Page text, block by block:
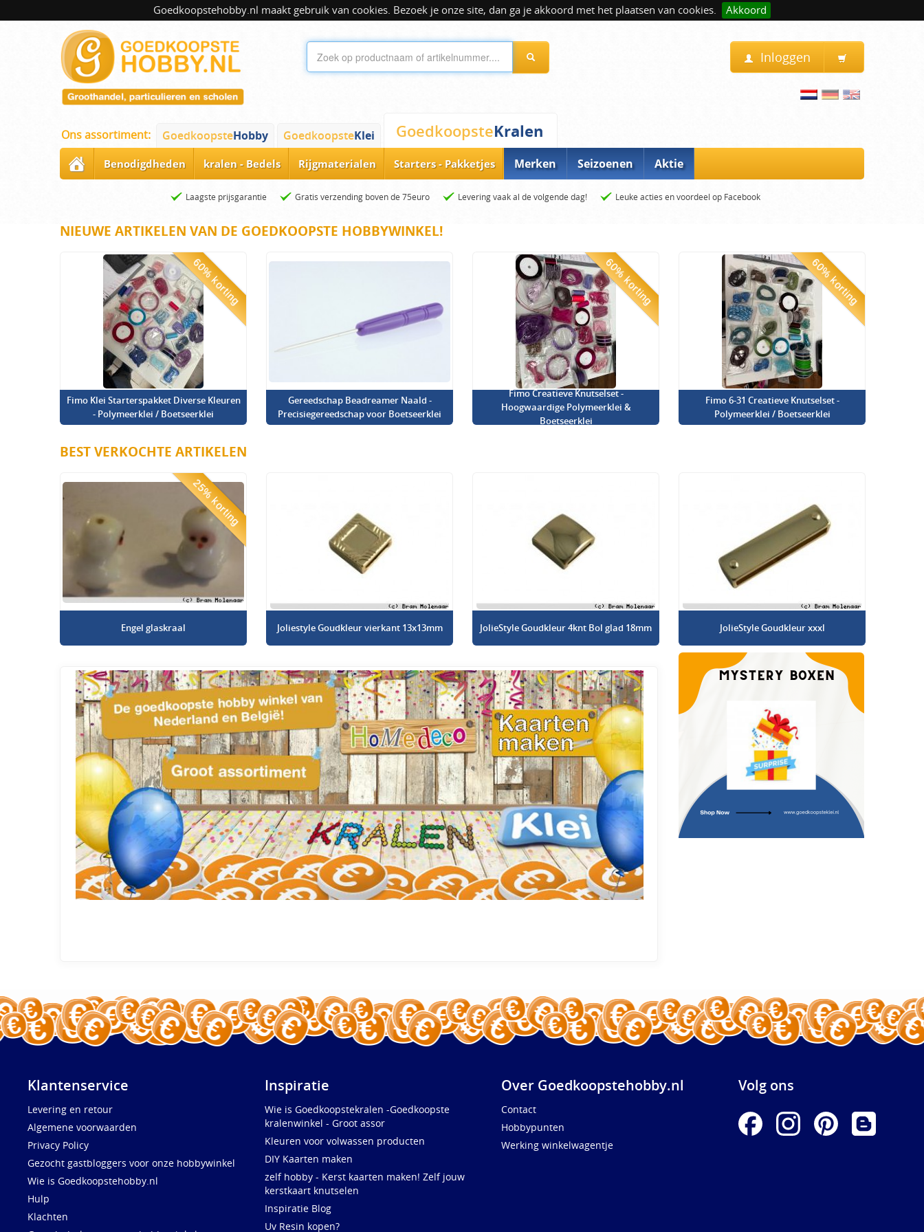
Goedkoopstehobby.nl maakt gebruik van cookies. Bezoek je onze site, dan ga je akkoord met het plaatsen van cookies. Akkoord
Inloggen
Ons assortiment: GoedkoopsteHobby GoedkoopsteKlei GoedkoopsteKralen
Benodigdheden kralen - Bedels Rijgmaterialen Starters - Pakketjes Merken Seizoenen Aktie
Laagste prijsgarantie Gratis verzending boven de 75euro Levering vaak al de volgende dag! Leuke acties en voordeel op Facebook
NIEUWE ARTIKELEN VAN DE GOEDKOOPSTE HOBBYWINKEL!
60% korting
Fimo Klei Starterspakket Diverse Kleuren
- Polymeerklei / Boetseerklei
Gereedschap Beadreamer Naald -
Precisiegereedschap voor Boetseerklei
60% korting
Fimo Creatieve Knutselset -
Hoogwaardige Polymeerklei &
Boetseerklei
60% korting
Fimo 6-31 Creatieve Knutselset -
Polymeerklei / Boetseerklei
BEST VERKOCHTE ARTIKELEN
25% korting
Engel glaskraal Joliestyle Goudkleur vierkant 13x13mm JolieStyle Goudkleur 4knt Bol glad 18mm JolieStyle Goudkleur xxxl
Klantenservice
Levering en retour
Algemene voorwaarden
Privacy Policy
Gezocht gastbloggers voor onze hobbywinkel
Wie is Goedkoopstehobby.nl
Hulp
Klachten
Inspiratie
Wie is Goedkoopstekralen -Goedkoopste
kralenwinkel - Groot assor
Kleuren voor volwassen producten
DIY Kaarten maken
zelf hobby - Kerst kaarten maken! Zelf jouw
kerstkaart knutselen
Inspiratie Blog
Uv Resin kopen?
Over Goedkoopstehobby.nl
Contact
Hobbypunten
Werking winkelwagentje
Volg ons